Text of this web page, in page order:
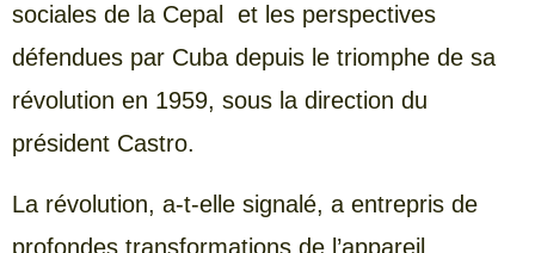
sociales de la Cepal et les perspectives
défendues par Cuba depuis le triomphe de sa
révolution en 1959, sous la direction du
président Castro.
La révolution, a-t-elle signalé, a entrepris de
profondes transformations de l’appareil